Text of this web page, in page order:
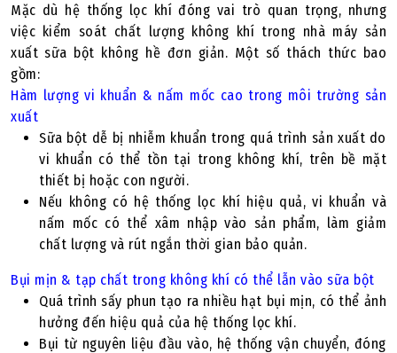
Mặc dù hệ thống lọc khí đóng vai trò quan trọng, nhưng
việc kiểm soát chất lượng không khí trong nhà máy sản
xuất sữa bột không hề đơn giản. Một số thách thức bao
gồm:
Hàm lượng vi khuẩn & nấm mốc cao trong môi trường sản
xuất
Sữa bột dễ bị nhiễm khuẩn trong quá trình sản xuất do
vi khuẩn có thể tồn tại trong không khí, trên bề mặt
thiết bị hoặc con người.
Nếu không có hệ thống lọc khí hiệu quả, vi khuẩn và
nấm mốc có thể xâm nhập vào sản phẩm, làm giảm
chất lượng và rút ngắn thời gian bảo quản.
Bụi mịn & tạp chất trong không khí có thể lẫn vào sữa bột
Quá trình sấy phun tạo ra nhiều hạt bụi mịn, có thể ảnh
hưởng đến hiệu quả của hệ thống lọc khí.
Bụi từ nguyên liệu đầu vào, hệ thống vận chuyển, đóng